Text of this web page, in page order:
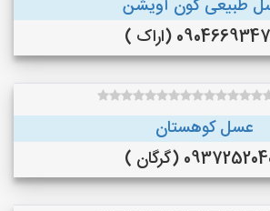
طبیعی گون آویشن
(اراک )
عسل کوهستان
(گرگان )